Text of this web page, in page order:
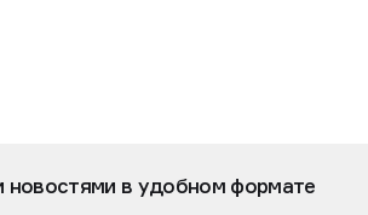
новостями в удобном формате